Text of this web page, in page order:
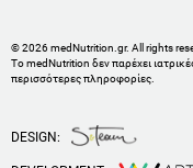
© 2026 medNutrition.gr. All rights
Το medNutrition δεν παρέχει
περισσότερες πληροφορίες
DESIGN: